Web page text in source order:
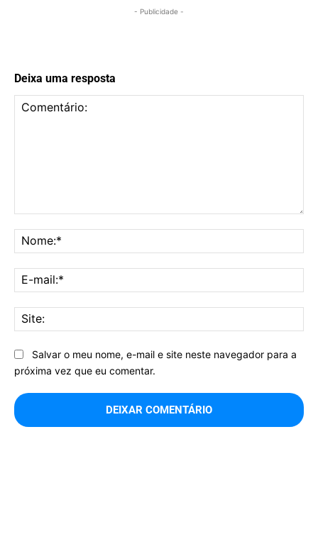
- Publicidade -
Deixa uma resposta
Salvar o meu nome, e-mail e site neste navegador para a
próxima vez que eu comentar.